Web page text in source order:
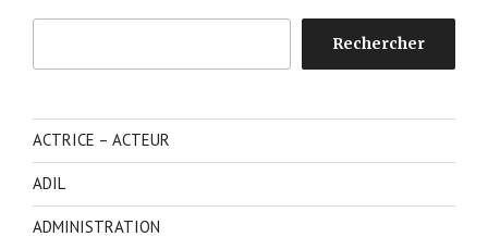
Rechercher
ACTRICE – ACTEUR
ADIL
ADMINISTRATION